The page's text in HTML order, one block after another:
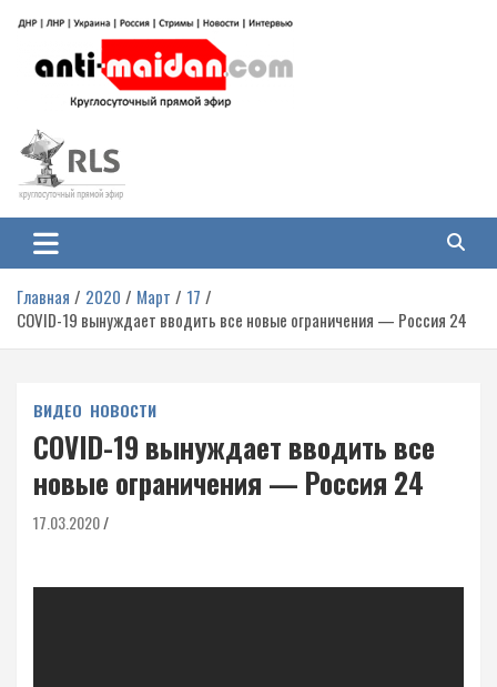
содержимому
Антимайдан: Гражданская война
на Украине
гражданской войне на Украине, включая события в Новороссии, ДНР,
ЛНР и других регионах.
Главная 2020 Март
17
COVID-19 вынуждает вводить все новые ограничения — Россия 24
ВИДЕО НОВОСТИ
COVID-19 вынуждает вводить все
новые ограничения — Россия 24
17.03.2020